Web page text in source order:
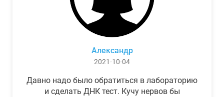
Александр
2021-10-04
Давно надо было обратиться в лабораторию
и сделать ДНК тест. Кучу нервов бы